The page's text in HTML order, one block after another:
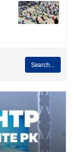
Search...